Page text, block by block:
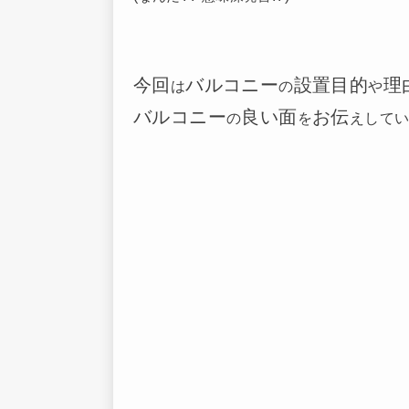
今回 はバルコニーの設置目的や理
バルコニーの良い面 をお伝 えして